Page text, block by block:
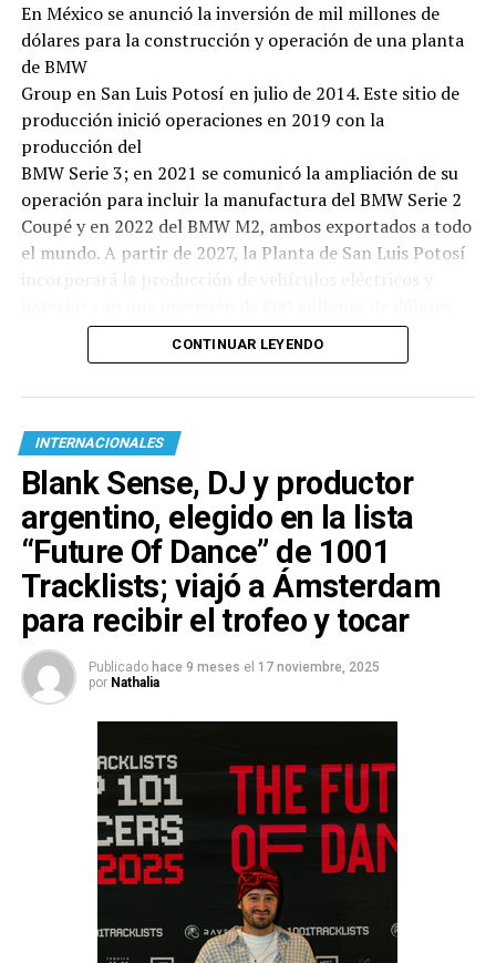
En México se anunció la inversión de mil millones de
dólares para la construcción y operación de una planta
de BMW
Group en San Luis Potosí en julio de 2014. Este sitio de
producción inició operaciones en 2019 con la
producción del
BMW Serie 3; en 2021 se comunicó la ampliación de su
operación para incluir la manufactura del BMW Serie 2
Coupé y en 2022 del BMW M2, ambos exportados a todo
el mundo. A partir de 2027, la Planta de San Luis Potosí
CONTINUAR LEYENDO
INTERNACIONALES
Blank Sense, DJ y productor
argentino, elegido en la lista
“Future Of Dance” de 1001
Tracklists; viajó a Ámsterdam
para recibir el trofeo y tocar
Publicado hace 9 meses el 17 noviembre, 2025
por Nathalia